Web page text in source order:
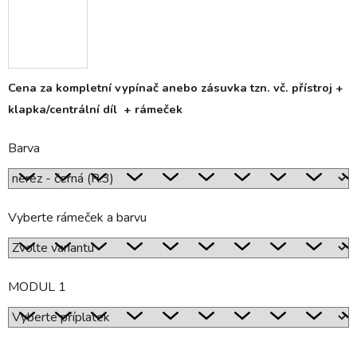
Cena za kompletní vypínač anebo zásuvka tzn. vč. přístroj +
klapka/centrální díl + rámeček
Barva
Vyberte rámeček a barvu
MODUL 1